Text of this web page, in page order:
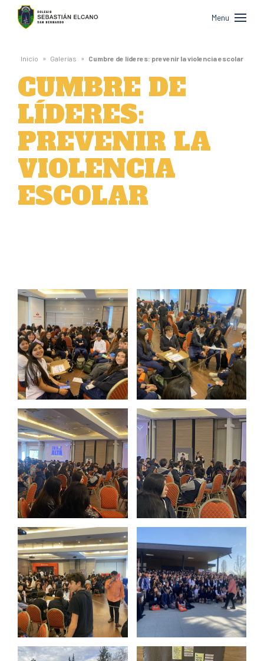
Colegio
Sebastián
Elcano
de
San
Bernardo
Menu
Inicio » Galerías » Cumbre de líderes: prevenir la violencia escolar
CUMBRE DE
LÍDERES:
PREVENIR LA
VIOLENCIA
ESCOLAR